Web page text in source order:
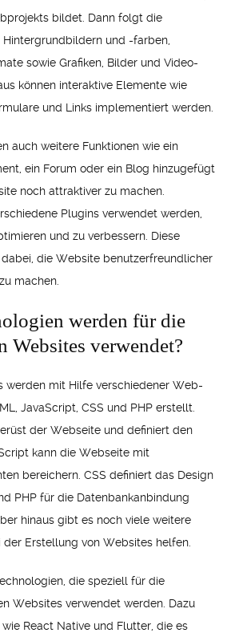
bildet. Dann folgt die
und -farben,
sowie Grafiken, Bilder und Video-
können interaktive Elemente wie
und Links implementiert werden.
auch weitere Funktionen wie ein
ein Forum oder ein Blog hinzugefügt
noch attraktiver zu machen.
Plugins verwendet werden,
und zu verbessern. Diese
die Website benutzerfreundlicher
machen.
werden für die
Websites verwendet?
werden mit Hilfe verschiedener Web-
JavaScript, CSS und PHP erstellt.
der Webseite und definiert den
kann die Webseite mit
bereichern. CSS definiert das Design
PHP für die Datenbankanbindung
hinaus gibt es noch viele weitere
Erstellung von Websites helfen.
die speziell für die
Websites verwendet werden. Dazu
React Native und Flutter, die es